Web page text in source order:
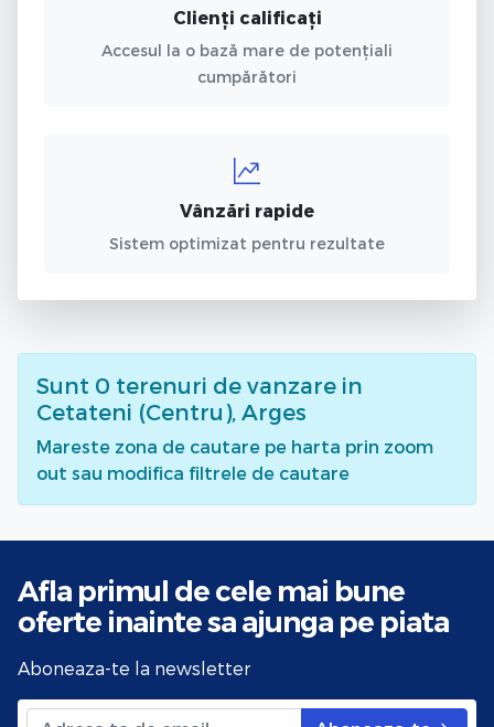
Clienți calificați
Accesul la o bază mare de potențiali
cumpărători
Vânzări rapide
Sistem optimizat pentru rezultate
Sunt 0 terenuri de vanzare in
Cetateni (Centru), Arges
Mareste zona de cautare pe harta prin zoom
out sau modifica filtrele de cautare
Afla primul de cele mai bune
oferte inainte sa ajunga pe piata
Aboneaza-te la newsletter